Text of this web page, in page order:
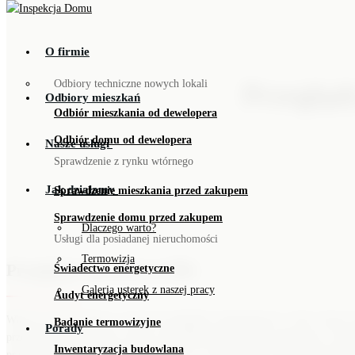
Przejdź
treści
O firmie
Odbiory mieszkań
Nasze usługi
Odbiory techniczne nowych lokali
Odbiór mieszkania od dewelopera
Odbiór domu od dewelopera
Sprawdzenie z rynku wtórnego
Sprawdzenie mieszkania przed zakupem
Sprawdzenie domu przed zakupem
Usługi dla posiadanej nieruchomości
Świadectwo energetyczne
Audyt energetyczny
Badanie termowizyjne
Inwentaryzacja budowlana
Jak działamy
Dlaczego warto?
Termowizja
Galeria usterek z naszej pracy
Porady
Przeglądy okresowe w Pile
Witaj na stronie lidera w branży przeglądów budowlanych w Pile. Nasza
przeglądów technicznych, które są niezbędne dla każdego właściciela i